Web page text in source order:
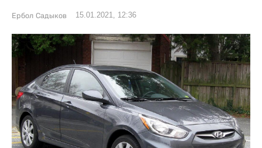
Ербол Садыков 15.01.2021, 12:36